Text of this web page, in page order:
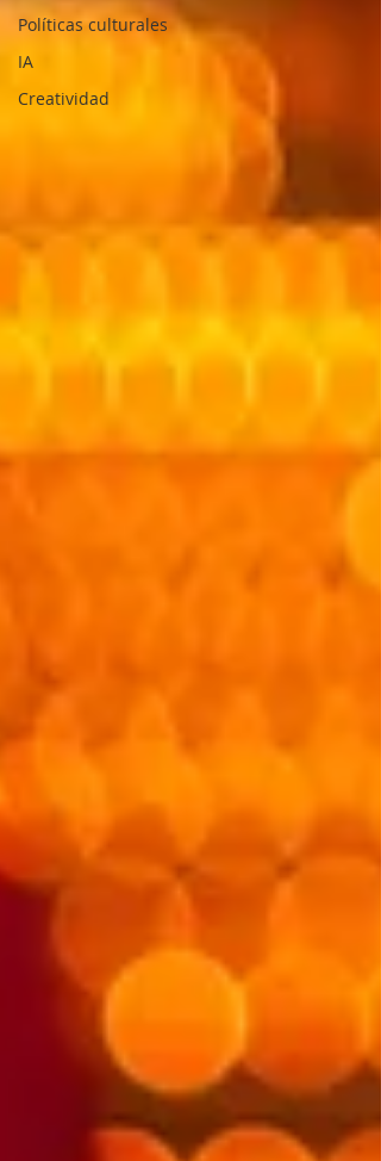
Políticas culturales
IA
Creatividad